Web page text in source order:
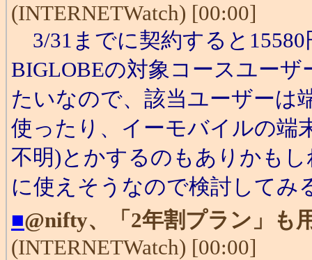
(INTERNETWatch) [00:00]
3/31までに契約すると
BIGLOBEの対象コースユー
たいなので、該当ユーザーは
使ったり、イーモバイルの端
不明)とかするのもありかも
に使えそうなので検討してみ
■@nifty、「2年割プラン」も
(INTERNETWatch) [00:00]